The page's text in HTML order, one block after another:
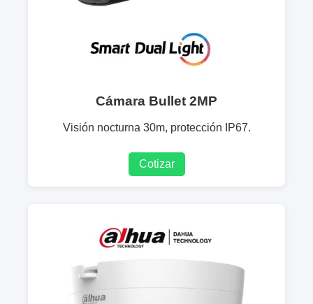
Cámara Bullet 2MP
Visión nocturna 30m, protección IP67.
Cotizar